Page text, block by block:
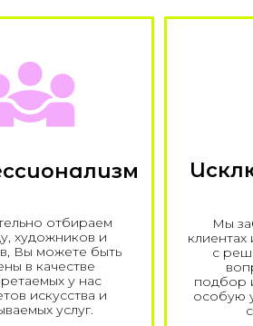
отбираем
художников и
Вы можете быть
в качестве
у нас
искусства и
услуг.
Мы
с
подбор
особую